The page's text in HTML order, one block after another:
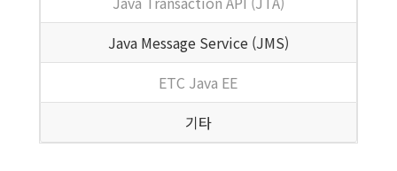
Java Message Service (JMS)
ETC Java EE
기타